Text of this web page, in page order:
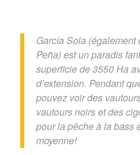
García Sola (également
Peña) est un paradis
superficie de 3550 Ha
d’extension. Pendant
pouvez voir des
vautours noirs et des
pour la pêche à la bass
moyenne!